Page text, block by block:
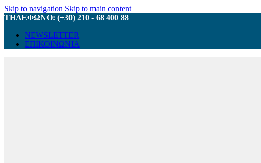
Skip to navigation Skip to main content
ΤΗΛΕΦΩΝΟ: (+30) 210 - 68 400 88
NEWSLETTER
ΕΠΙΚΟΙΝΩΝΙΑ